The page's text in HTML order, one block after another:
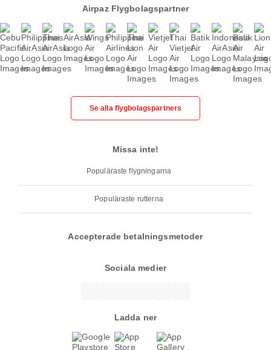
Airpaz Flygbolagspartner
Se alla flygbolagspartners
Missa inte!
Populäraste flygningarna
Populäraste rutterna
Accepterade betalningsmetoder
Sociala medier
Ladda ner